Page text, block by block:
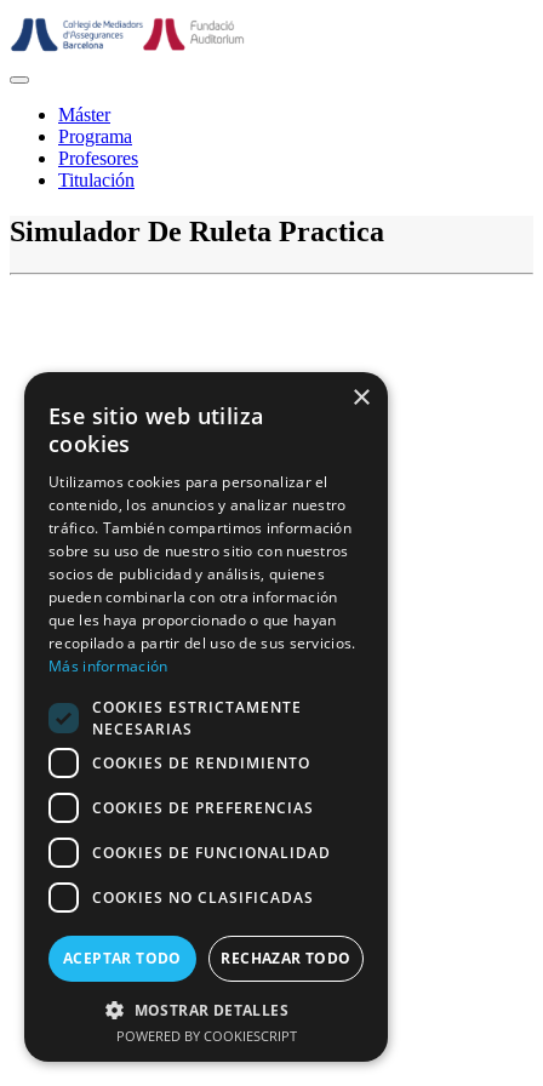
Saltar
al
Botón
abrir
Máster
Programa
Profesores
Titulación
Botón
de
Simulador De Ruleta Practica
×
Ese sitio web utiliza
cookies
Utilizamos cookies para personalizar el
contenido, los anuncios y analizar nuestro
tráfico. También compartimos información
sobre su uso de nuestro sitio con nuestros
socios de publicidad y análisis, quienes
pueden combinarla con otra información
que les haya proporcionado o que hayan
recopilado a partir del uso de sus servicios.
Más información
COOKIES ESTRICTAMENTE
NECESARIAS
COOKIES DE RENDIMIENTO
COOKIES DE PREFERENCIAS
COOKIES DE FUNCIONALIDAD
COOKIES NO CLASIFICADAS
ACEPTAR TODO RECHAZAR TODO
MOSTRAR DETALLES
POWERED BY COOKIESCRIPT